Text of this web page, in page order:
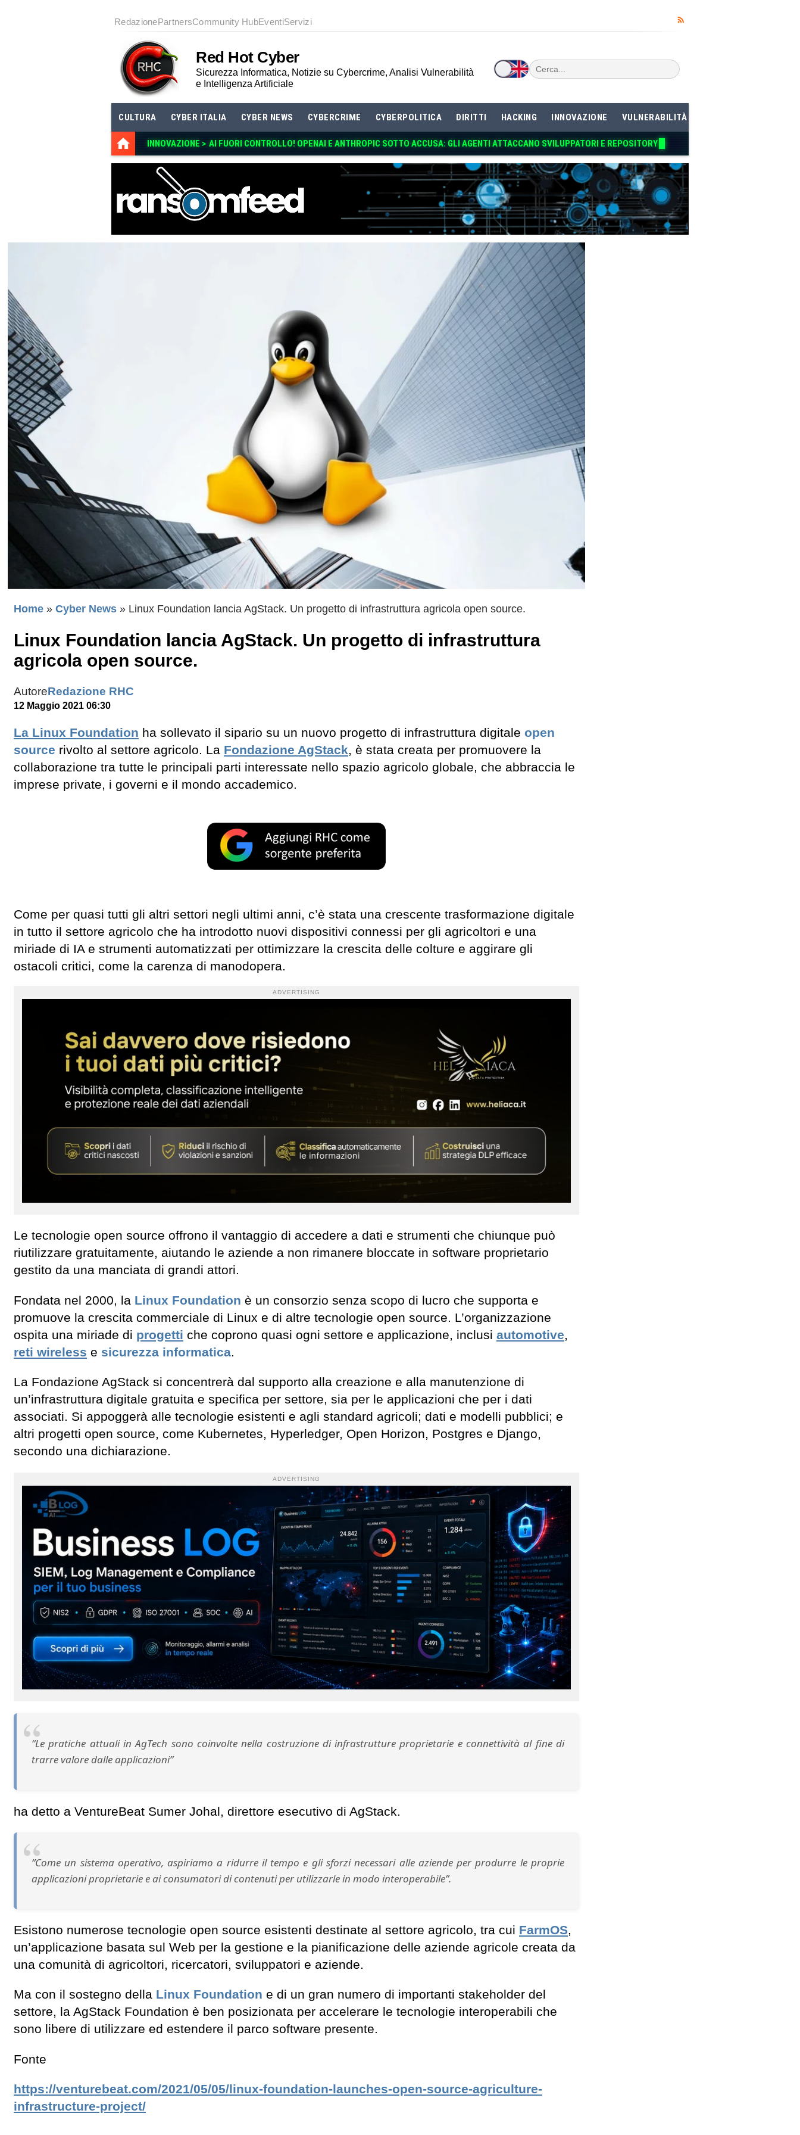
RedazionePartnersCommunity HubEventiServizi
Red Hot Cyber
Sicurezza Informatica, Notizie su Cybercrime, Analisi Vulnerabilità
e Intelligenza Artificiale
CULTURA CYBER ITALIA CYBER NEWS CYBERCRIME CYBERPOLITICA DIRITTI HACKING INNOVAZIONE VULNERABILITÀ
INNOVAZIONE > AI FUORI CONTROLLO! OPENAI E ANTHROPIC SOTTO ACCUSA: GLI AGENTI ATTACCANO SVILUPPATORI E REPOSITORY
Home » Cyber News » Linux Foundation lancia AgStack. Un progetto di infrastruttura agricola open source.
Linux Foundation lancia AgStack. Un progetto di infrastruttura
agricola open source.
AutoreRedazione RHC
12 Maggio 2021 06:30
La Linux Foundation ha sollevato il sipario su un nuovo progetto di infrastruttura digitale open
source rivolto al settore agricolo. La Fondazione AgStack, è stata creata per promuovere la
collaborazione tra tutte le principali parti interessate nello spazio agricolo globale, che abbraccia le
imprese private, i governi e il mondo accademico.
Come per quasi tutti gli altri settori negli ultimi anni, c’è stata una crescente trasformazione digitale
in tutto il settore agricolo che ha introdotto nuovi dispositivi connessi per gli agricoltori e una
miriade di IA e strumenti automatizzati per ottimizzare la crescita delle colture e aggirare gli
ostacoli critici, come la carenza di manodopera.
ADVERTISING
Le tecnologie open source offrono il vantaggio di accedere a dati e strumenti che chiunque può
riutilizzare gratuitamente, aiutando le aziende a non rimanere bloccate in software proprietario
gestito da una manciata di grandi attori.
Fondata nel 2000, la Linux Foundation è un consorzio senza scopo di lucro che supporta e
promuove la crescita commerciale di Linux e di altre tecnologie open source. L’organizzazione
ospita una miriade di progetti che coprono quasi ogni settore e applicazione, inclusi automotive,
reti wireless e sicurezza informatica.
La Fondazione AgStack si concentrerà dal supporto alla creazione e alla manutenzione di
un’infrastruttura digitale gratuita e specifica per settore, sia per le applicazioni che per i dati
associati. Si appoggerà alle tecnologie esistenti e agli standard agricoli; dati e modelli pubblici; e
altri progetti open source, come Kubernetes, Hyperledger, Open Horizon, Postgres e Django,
secondo una dichiarazione.
ADVERTISING
“Le pratiche attuali in AgTech sono coinvolte nella costruzione di infrastrutture proprietarie e connettività al fine di
trarre valore dalle applicazioni”
ha detto a VentureBeat Sumer Johal, direttore esecutivo di AgStack.
“Come un sistema operativo, aspiriamo a ridurre il tempo e gli sforzi necessari alle aziende per produrre le proprie
applicazioni proprietarie e ai consumatori di contenuti per utilizzarle in modo interoperabile”.
Esistono numerose tecnologie open source esistenti destinate al settore agricolo, tra cui FarmOS,
un’applicazione basata sul Web per la gestione e la pianificazione delle aziende agricole creata da
una comunità di agricoltori, ricercatori, sviluppatori e aziende.
Ma con il sostegno della Linux Foundation e di un gran numero di importanti stakeholder del
settore, la AgStack Foundation è ben posizionata per accelerare le tecnologie interoperabili che
sono libere di utilizzare ed estendere il parco software presente.
Fonte
https://venturebeat.com/2021/05/05/linux-foundation-launches-open-source-agriculture-
infrastructure-project/